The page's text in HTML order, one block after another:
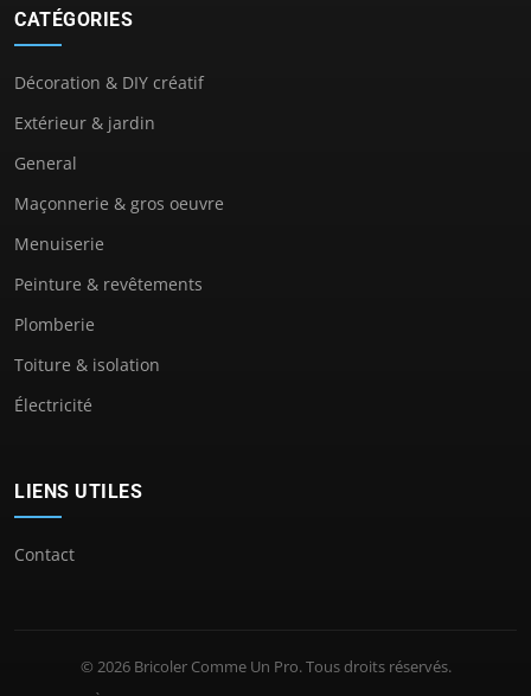
CATÉGORIES
Décoration & DIY créatif
Extérieur & jardin
General
Maçonnerie & gros oeuvre
Menuiserie
Peinture & revêtements
Plomberie
Toiture & isolation
Électricité
LIENS UTILES
Contact
© 2026 Bricoler Comme Un Pro. Tous droits réservés.